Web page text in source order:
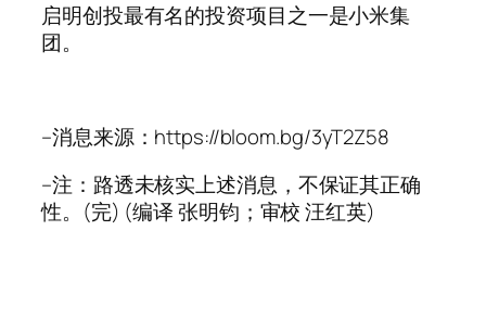
启明创投最有名的投资项目之一是小米集
团。
–消息来源：https://bloom.bg/3yT2Z58
–注：路透未核实上述消息，不保证其正确
性。(完) (编译 张明钧；审校 汪红英)